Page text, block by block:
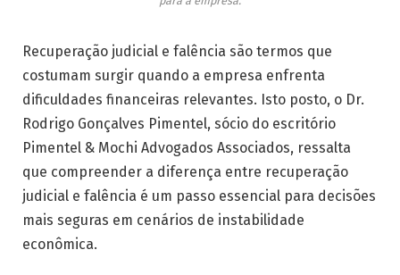
Recuperação judicial e falência são termos que
costumam surgir quando a empresa enfrenta
dificuldades financeiras relevantes. Isto posto, o Dr.
Rodrigo Gonçalves Pimentel, sócio do escritório
Pimentel & Mochi Advogados Associados, ressalta
que compreender a diferença entre recuperação
judicial e falência é um passo essencial para decisões
mais seguras em cenários de instabilidade
econômica.